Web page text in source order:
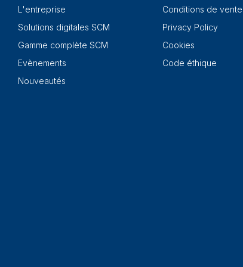
L'entreprise
Solutions digitales SCM
Gamme complète SCM
Evènements
Nouveautés
Conditions de vente
Privacy Policy
Cookies
Code éthique